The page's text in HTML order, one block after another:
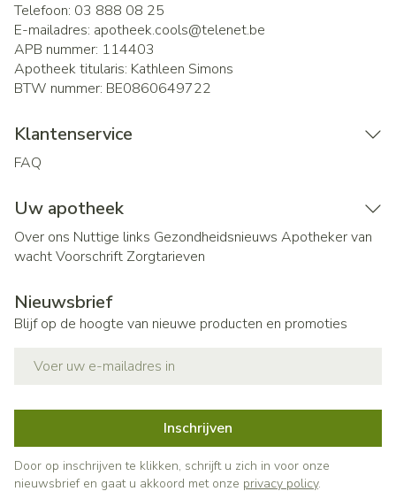
Telefoon: 03 888 08 25
E-mailadres: apotheek.cools@telenet.be
APB nummer: 114403
Apotheek titularis: Kathleen Simons
BTW nummer: BE0860649722
Klantenservice
FAQ
Uw apotheek
Over ons Nuttige links Gezondheidsnieuws Apotheker van
wachtVoorschrift Zorgtarieven
Nieuwsbrief
Blijf op de hoogte van nieuwe producten en promoties
Inschrijven
Door op inschrijven te klikken, schrijft u zich in voor onze
nieuwsbrief en gaat u akkoord met onze privacy policy.